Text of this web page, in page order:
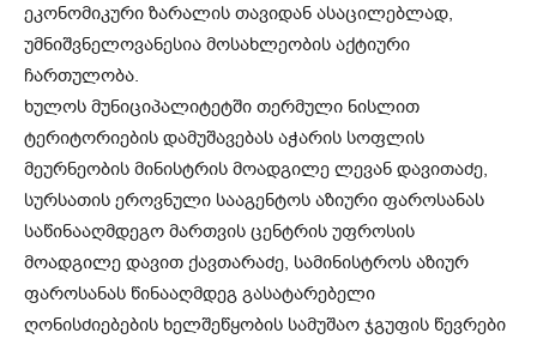
ეკონომიკური ზარალის თავიდან ასაცილებლად,
უმნიშვნელოვანესია მოსახლეობის აქტიური
ჩართულობა.
ხულოს მუნიციპალიტეტში თერმული ნისლით
ტერიტორიების დამუშავებას აჭარის სოფლის
მეურნეობის მინისტრის მოადგილე ლევან დავითაძე,
სურსათის ეროვნული სააგენტოს აზიური ფაროსანას
საწინააღმდეგო მართვის ცენტრის უფროსის
მოადგილე დავით ქავთარაძე, სამინისტროს აზიურ
ფაროსანას წინააღმდეგ გასატარებელი
ღონისძიებების ხელშეწყობის სამუშაო ჯგუფის წევრები